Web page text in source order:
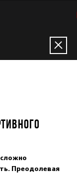
Преодолевая